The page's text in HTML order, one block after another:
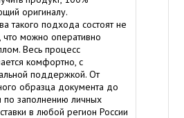
оригиналу.
такого подхода состоят не
что можно оперативно
Весь процесс
комфортно, с
поддержкой. От
образца документа до
по заполнению личных
в любой регион России